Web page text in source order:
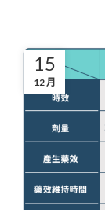
15
12 月